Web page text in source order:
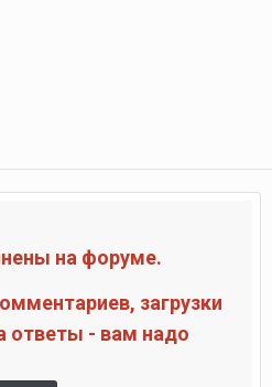
на форуме.
загрузки
ответы - вам надо